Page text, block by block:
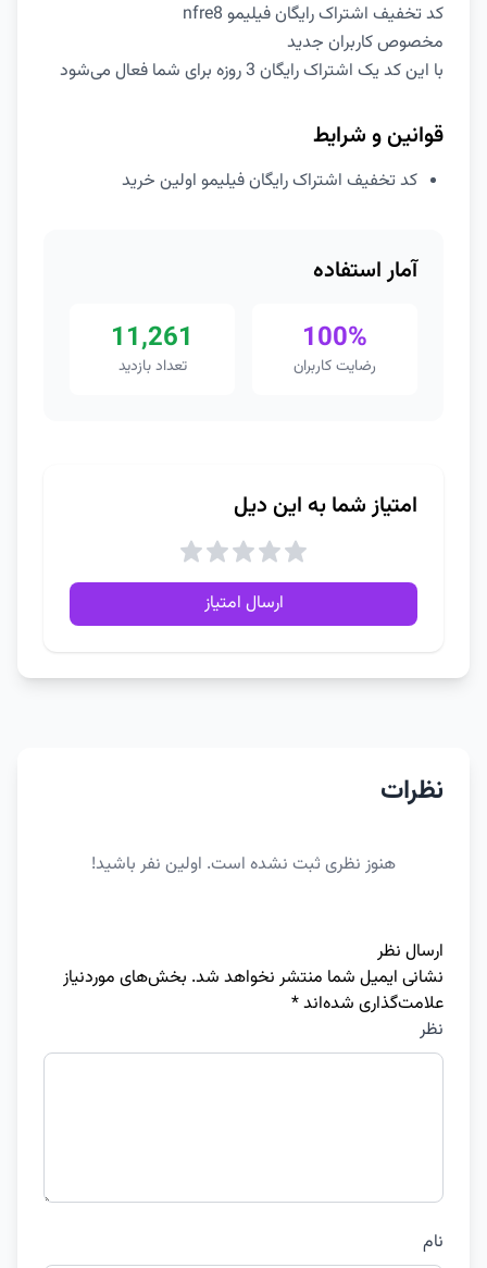
کد تخفیف اشتراک رایگان فیلیمو nfre8
مخصوص کاربران جدید
با این کد یک اشتراک رایگان 3 روزه برای شما فعال می‌شود
قوانین و شرایط
کد تخفیف اشتراک رایگان فیلیمو اولین خرید
آمار استفاده
100%
رضایت کاربران
11,261
تعداد بازدید
امتیاز شما به این دیل
ارسال امتیاز
نظرات
هنوز نظری ثبت نشده است. اولین نفر باشید!
ارسال نظر
نشانی ایمیل شما منتشر نخواهد شد. بخش‌های موردنیاز
علامت‌گذاری شده‌اند*
نظر
نام